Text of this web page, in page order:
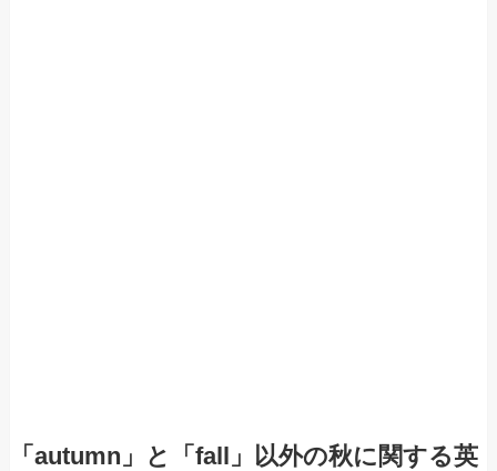
「autumn」と「fall」以外の秋に関する英